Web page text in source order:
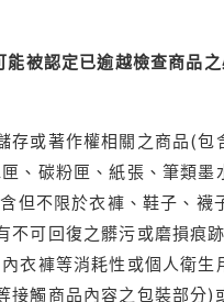
被認定已逾越檢查商品
存或著作權相關之商品(
、碳粉匣、紙張、筆類
但不限於衣褲、鞋子、襪
不可回復之髒污或磨損痕跡
衣褲等消耗性或個人衛
接觸商品內容之包裝部